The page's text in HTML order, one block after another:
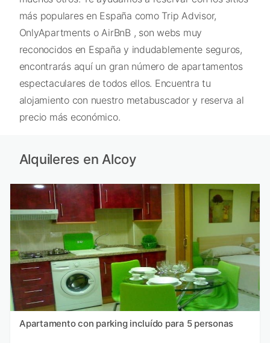
más populares en España como Trip Advisor,
OnlyApartments o AirBnB , son webs muy
reconocidos en España y indudablemente seguros,
encontrarás aquí un gran número de apartamentos
espectaculares de todos ellos. Encuentra tu
alojamiento con nuestro metabuscador y reserva al
precio más económico.
Alquileres en Alcoy
Apartamento con parking incluído para 5 personas